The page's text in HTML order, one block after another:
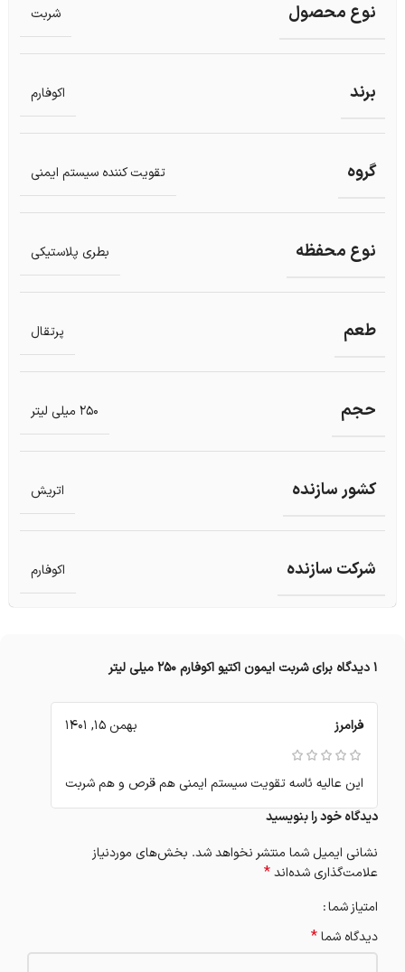
نوع محصول شربت
برند اکوفارم
گروه تقویت کننده سیستم ایمنی
نوع محفظه بطری پلاستیکی
طعم پرتقال
حجم 250 میلی لیتر
کشور سازنده اتریش
شرکت سازنده اکوفارم
1 دیدگاه برای شربت ایمون اکتیو اکوفارم 250 میلی لیتر
فرامرز بهمن 15, 1401
این عالیه ئاسه تقویت سیستم ایمنی هم قرص و هم شربت
دیدگاه خود را بنویسید
نشانی ایمیل شما منتشر نخواهد شد. بخش‌های موردنیاز
علامت‌گذاری شده‌اند*
امتیاز شما
دیدگاه شما*